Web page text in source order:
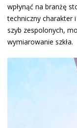
wpłynąć na branżę
techniczny charakter
szyb zespolonych,
wymiarowanie szkła.